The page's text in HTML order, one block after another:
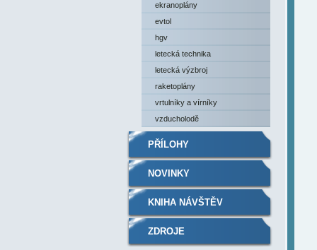
ekranoplány
evtol
hgv
letecká technika
letecká výzbroj
raketoplány
vrtulníky a vírníky
vzducholodě
PŘÍLOHY
NOVINKY
KNIHA NÁVŠTĚV
ZDROJE